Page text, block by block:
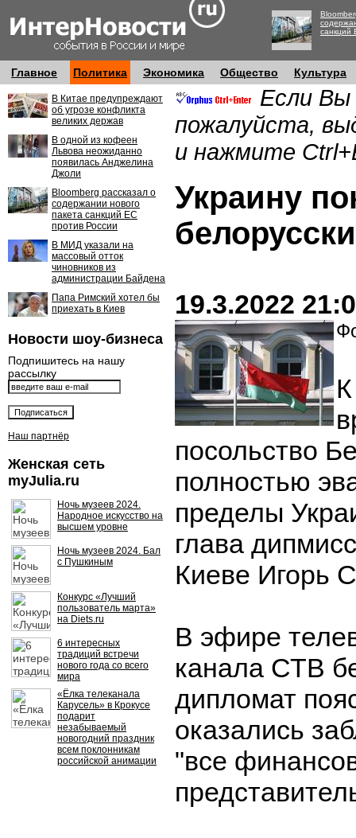
санкций
Главное Политика Экономика Общество Культура
В Китае предупреждают
об угрозе конфликта
великих держав
В одной из кофеен
Львова неожиданно
появилась Анджелина
Джоли
Bloomberg рассказал о
содержании нового
пакета санкций ЕС
против России
В МИД указали на
массовый отток
чиновников из
администрации Байдена
Папа Римский хотел бы
приехать в Киев
Новости шоу-бизнеса
Подпишитесь на нашу
рассылку
Наш партнёр
Женская сеть
myJulia.ru
Ночь музеев 2024.
Народное искусство на
высшем уровне
Ночь музеев 2024. Бал
с Пушкиным
Конкурс «Лучший
пользователь марта»
на Diets.ru
6 интересных
традиций встречи
нового года со всего
мира
«Ёлка телеканала
Карусель» в Крокусе
подарит
незабываемый
новогодний праздник
всем поклонникам
российской анимации
Если Вы
пожалуйста,
и нажмите
Украину
19.3.2022
посольство
полностью
пределы
глава
Киеве Игорь
В эфире
канала СТВ
дипломат
оказались
"все